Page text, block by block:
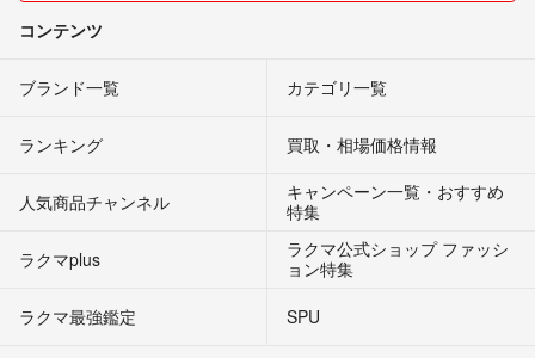
コンテンツ
ブランド一覧 カテゴリ一覧
ランキング 買取・相場価格情報
人気商品チャンネル
キャンペーン一覧・おすすめ
特集
ラクマplus
ラクマ公式ショップ ファッシ
ョン特集
ラクマ最強鑑定
SPU